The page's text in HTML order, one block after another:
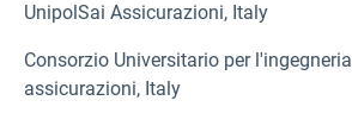
UnipolSai Assicurazioni, Italy
Consorzio Universitario per
assicurazioni, Italy